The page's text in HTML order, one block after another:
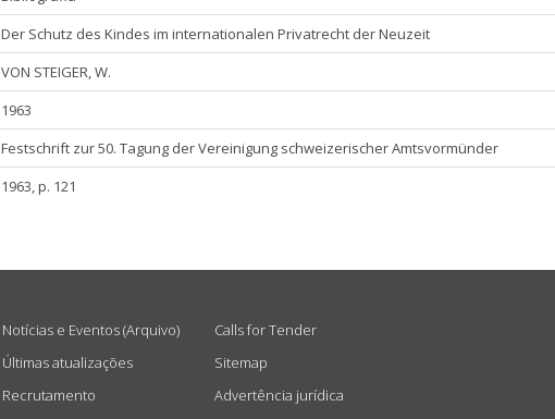
Der Schutz des Kindes im internationalen Privatrecht der Neuzeit
VON STEIGER, W.
1963
Festschrift zur 50. Tagung der Vereinigung schweizerischer Amtsvormünder
1963, p. 121
Notícias e Eventos (Arquivo)
Últimas atualizações
Recrutamento
Calls for Tender
Sitemap
Advertência jurídica